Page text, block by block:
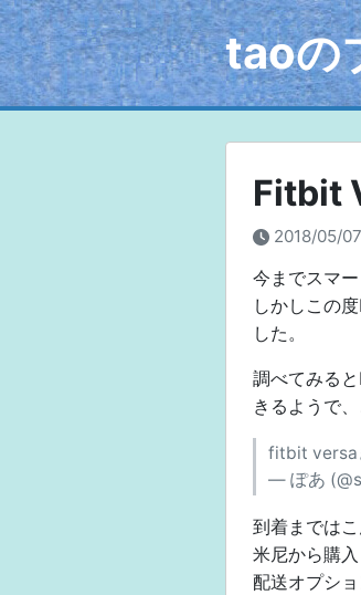
taoの
Fitbit
2018/05/07
今までスマ
しかしこの
した。
調べてみる
きるようで
fitbit versa
— ぽあ
到着までは
米尼から購
配送オプシ